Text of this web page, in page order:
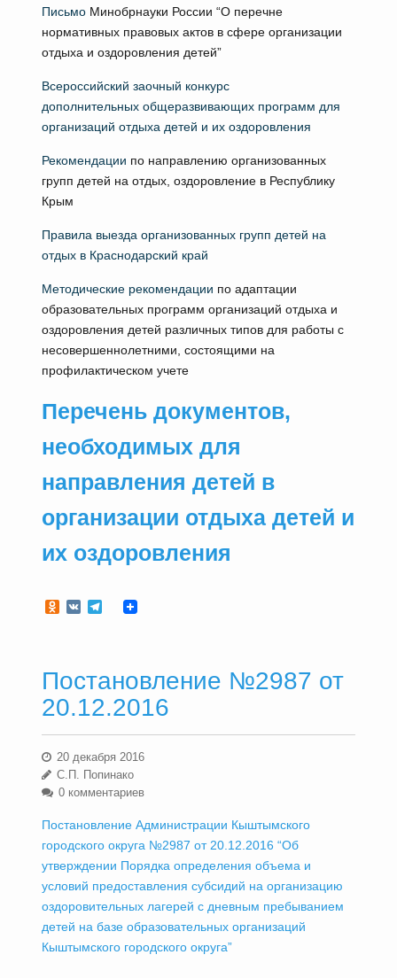
ПисьмоМинобрнауки России “О перечне
нормативных правовых актов в сфере организации
отдыха и оздоровления детей”
Всероссийский заочный конкурс
дополнительных общеразвивающих программ для
организаций отдыха детей и их оздоровления
Рекомендации по направлению организованных
групп детей на отдых, оздоровление в Республику
Крым
Правила выезда организованных групп детей на
отдых в Краснодарский край
Методические рекомендации по адаптации
образовательных программ организаций отдыха и
оздоровления детей различных типов для работы с
несовершеннолетними, состоящими на
профилактическом учете
Перечень документов,
необходимых для
направления детей в
организации отдыха детей и
их оздоровления
Odnoklassniki
VKTelegram
Постановление №2987 от
20.12.2016
20 декабря 2016
С.П. Попинако
0 комментариев
Постановление Администрации Кыштымского
городского округа №2987 от 20.12.2016 “Об
утверждении Порядка определения объема и
условий предоставления субсидий на организацию
оздоровительных лагерей с дневным пребыванием
детей на базе образовательных организаций
Кыштымского городского округа”